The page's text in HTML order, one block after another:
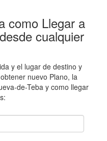
como Llegar a
cualquier
y el lugar de destino y
nuevo Plano, la
de-Teba y como llegar